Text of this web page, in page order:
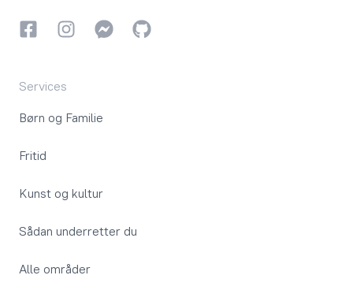
FacebookInstagramInstagram
GitHub
Services
Børn og Familie
Fritid
Kunst og kultur
Sådan underretter du
Alle områder